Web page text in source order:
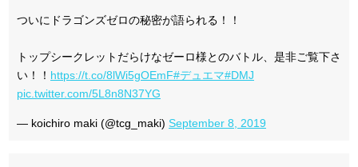
ついにドラゴンズゼロの秘密が語られる！！
トップシークレットだらけなゼーロ様とのバトル、是非ご覧下さ
い！！ https://t.co/8lWi5gOEmF#デュエマ#DMJ
pic.twitter.com/5L8n8N37YG
— koichiro maki (@tcg_maki) September 8, 2019